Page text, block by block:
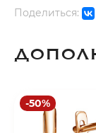
Поделиться:
-50%